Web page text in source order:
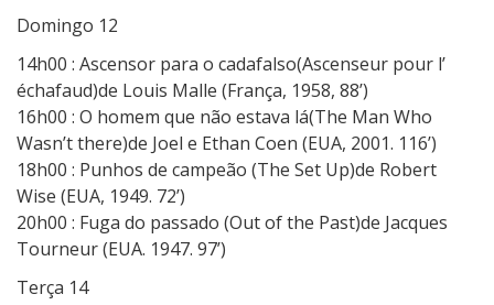
Domingo 12
14h00 : Ascensor para o cadafalso(Ascenseur pour l’
échafaud)de Louis Malle (França, 1958, 88’)
16h00 : O homem que não estava lá(The Man Who
Wasn’t there)de Joel e Ethan Coen (EUA, 2001. 116’)
18h00 : Punhos de campeão (The Set Up)de Robert
Wise (EUA, 1949. 72’)
20h00 : Fuga do passado (Out of the Past)de Jacques
Tourneur (EUA. 1947. 97’)
Terça 14